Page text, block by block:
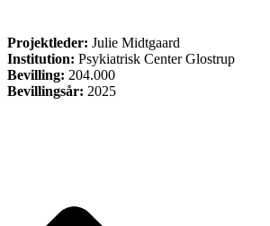
Projektleder: Julie Midtgaard
Institution: Psykiatrisk Center Glostrup
Bevilling: 204.000
Bevillingsår: 2025